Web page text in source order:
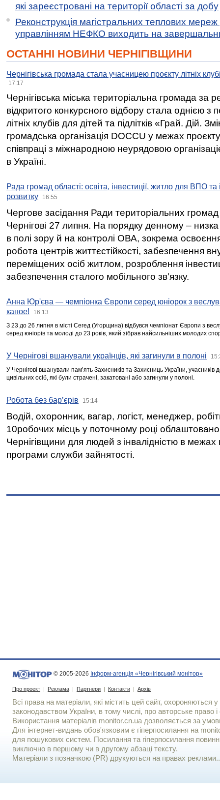
які зареєстровані на території області за добу
Реконструкція магістральних теплових мереж
управлінням НЕФКО виходить на
ОСТАННІ НОВИНИ ЧЕРНІГІВЩИНИ
Чернігівська громада стала учасницею проєкту літніх
17:17
Чернігівська міська територіальна громада за
відкритого конкурсного відбору стала однією
літніх клубів для дітей та підлітків «Грай. Дій.
громадська організація DOCCU у межах
співпраці з міжнародною неурядовою
в Україні.
Рада громад області: освіта, інвестиції, житло для ВПО
розвитку
16:55
Чергове засідання Ради територіальних громад
Чернігові 27 липня. На порядку денному –
в полі зору й на контролі ОВА, зокрема освоєння
робота центрів життєстійкості, забезпечення
переміщених осіб житлом, розроблення
забезпечення сталого мобільного зв’язку.
Анна Юр'єва — чемпіонка Європи серед юніорок з
каное!
16:13
З 23 до 26 липня в місті Сегед (Угорщина) відбувся чемпіонат Європи з
серед юніорів та молоді до 23 років, який зібрав найсильніших молодих
У Чернігові вшанували українців, які загинули в полоні
У Чернігові вшанували пам’ять Захисників та Захисниць України,
цивільних осіб, які були страчені, закатовані або загинули у полоні.
Робота без бар’єрів 15:14
Водій, охоронник, вагар, логіст, менеджер,
10робочих місць у поточному році
Чернігівщини для людей з інвалідністю в межах
програми служби зайнятості.
© 2005-2026 Інформ-агенція «Чернігівський монітор»
Про проект | Реклама | Партнери | Контакти | Архів
Всі права на матеріали, які містить цей сайт, охороняються у
законодавством України, в тому числі, про авторське право і
Використання матерiалiв monitor.cn.ua дозволяється за
Для iнтернет-видань обов'язковим є гiперпосилання на
для пошукових систем. Посилання та гіперпосилання
виключно в першому чи в другому абзаці тексту.
Матеріали з позначкою (PR) друкуються на правах реклами..